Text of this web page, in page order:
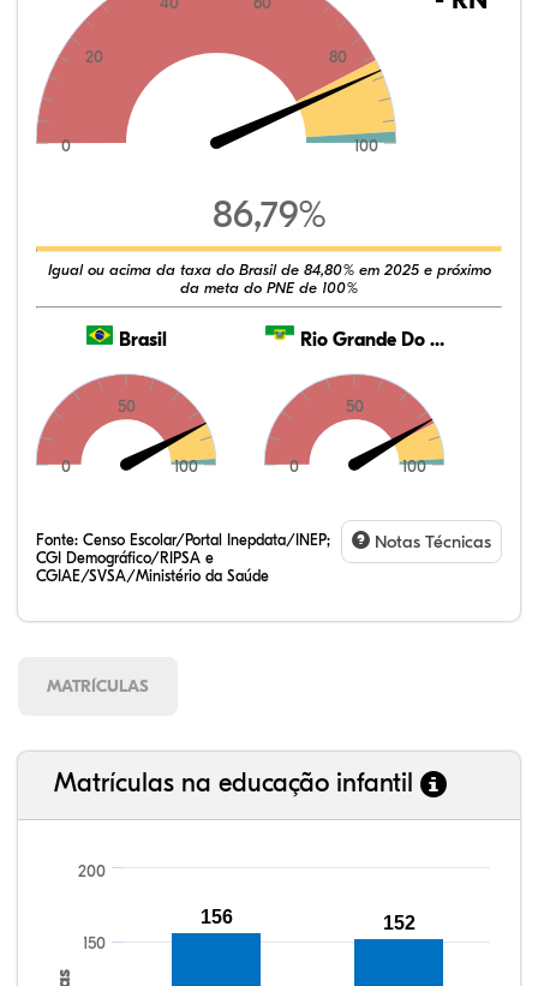
0
20 80
100
86,79%
Igual ou acima da taxa do Brasil de 84,80% em 2025 e próximo
da meta do PNE de 100%
Brasil
0
50
100
Rio Grande Do Norte
0
50
100
Fonte: Censo Escolar/Portal Inepdata/INEP;
CGI Demográfico/RIPSA e
CGIAE/SVSA/Ministério da Saúde
Notas Técnicas
MATRÍCULAS
Matrículas na educação infantil
150
200
156 152
102,55%
104,67%
87,94%
88,35%
75,37%
99,81%
100,00%
88,82%
92,94%
78,33%